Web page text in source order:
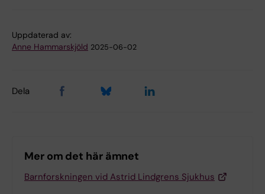
Uppdaterad av:
Anne Hammarskjöld 2025-06-02
Dela
Mer om det här ämnet
Barnforskningen vid Astrid Lindgrens Sjukhus